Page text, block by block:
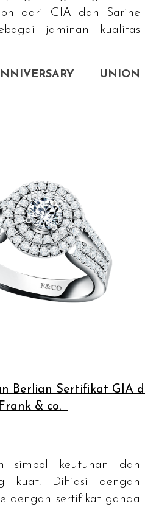
dari GIA dan Sarine
jaminan kualitas
UNION
Berlian Sertifikat GIA
Frank & co.
simbol keutuhan dan
kuat. Dihiasi dengan
dengan sertifikat ganda